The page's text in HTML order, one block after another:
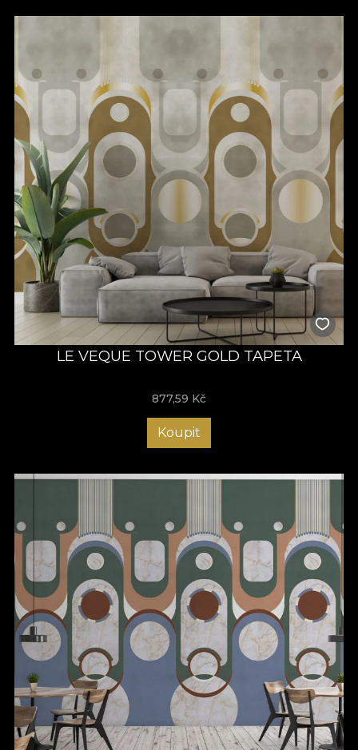
LE VEQUE TOWER GOLD TAPETA
877,59 Kč
Koupit